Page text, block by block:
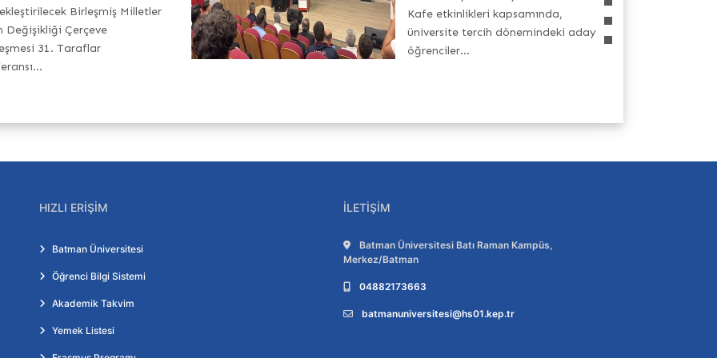
Birleşmiş Milletler
Değişikliği Çerçeve
31. Taraflar
Kafe etkinlikleri kapsamında,
üniversite tercih dönemindeki aday
öğrenciler...
HIZLI ERIŞIM
Batman Üniversitesi
Öğrenci Bilgi Sistemi
Akademik Takvim
Yemek Listesi
İLETIŞIM
Adres:
Batman Üniversitesi Batı Raman Kampüs,
Merkez/Batman
Telefon:
04882173663
E-posta:
batmanuniversitesi@hs01.kep.tr